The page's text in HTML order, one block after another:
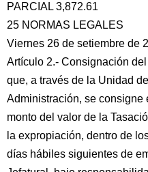
PARCIAL 3,872.61
25 NORMAS LEGALES
Viernes 26 de setiembre de
Artículo 2.- Consignación
que, a través de la Unidad
Administración, se consigne
monto del valor de la
la expropiación, dentro de
días hábiles siguientes de